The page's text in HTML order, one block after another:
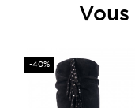
-40% Prix